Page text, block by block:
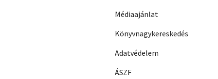
Médiaajánlat
Könyvnagykereskedés
Adatvédelem
ÁSZF